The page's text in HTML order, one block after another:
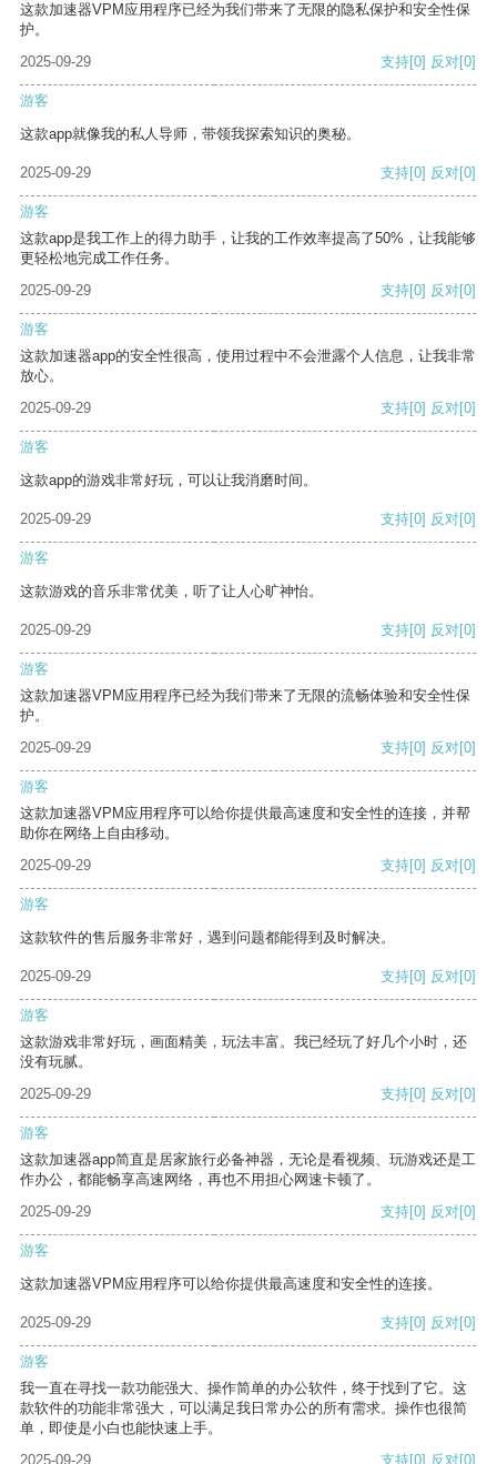
这款加速器VPM应用程序已经为我们带来了无限的隐私保护和安全性保
护。
2025-09-29
支持[0] 反对[0]
游客
这款app就像我的私人导师，带领我探索知识的奥秘。
2025-09-29 支持[0] 反对[0]
游客
这款app是我工作上的得力助手，让我的工作效率提高了50%，让我能够
更轻松地完成工作任务。
2025-09-29
支持[0] 反对[0]
游客
这款加速器app的安全性很高，使用过程中不会泄露个人信息，让我非常
放心。
2025-09-29
支持[0] 反对[0]
游客
这款app的游戏非常好玩，可以让我消磨时间。
2025-09-29 支持[0] 反对[0]
游客
这款游戏的音乐非常优美，听了让人心旷神怡。
2025-09-29 支持[0] 反对[0]
游客
这款加速器VPM应用程序已经为我们带来了无限的流畅体验和安全性保
护。
2025-09-29
支持[0] 反对[0]
游客
这款加速器VPM应用程序可以给你提供最高速度和安全性的连接，并帮
助你在网络上自由移动。
2025-09-29
支持[0] 反对[0]
游客
这款软件的售后服务非常好，遇到问题都能得到及时解决。
2025-09-29 支持[0] 反对[0]
游客
这款游戏非常好玩，画面精美，玩法丰富。我已经玩了好几个小时，还
没有玩腻。
2025-09-29
支持[0] 反对[0]
游客
这款加速器app简直是居家旅行必备神器，无论是看视频、玩游戏还是工
作办公，都能畅享高速网络，再也不用担心网速卡顿了。
2025-09-29
支持[0] 反对[0]
游客
这款加速器VPM应用程序可以给你提供最高速度和安全性的连接。
2025-09-29 支持[0] 反对[0]
游客
我一直在寻找一款功能强大、操作简单的办公软件，终于找到了它。这
款软件的功能非常强大，可以满足我日常办公的所有需求。操作也很简
单，即使是小白也能快速上手。
2025-09-29
支持[0] 反对[0]